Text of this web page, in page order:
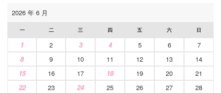
2026 年 6 月
一 二 三 四 五 六 日
1 2 3 4 5 6
7
8
9 10 11 12 13
14
15
16 17 18 19 20
21
22
23 24 25 26 27
28